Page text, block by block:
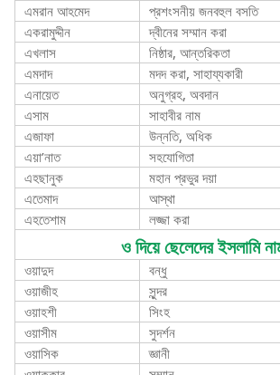
এমরান আহমেদ
প্রশংসনীয় জনবহুল বসতি
একরামুদ্দীন
দ্বীনের সম্মান করা
এখলাস
নিষ্ঠার, আন্তরিকতা
এমদাদ
মদদ করা, সাহায্যকারী
এনায়েত
অনুগ্রহ, অবদান
এসাম
সাহাবীর নাম
এজাফা
উন্নতি, অধিক
এয়া’নাত
সহযোগিতা
এহছানুক
মহান প্রভুর দয়া
এতেমাদ
আস্থা
এহতেশাম
লজ্জা করা
ও দিয়ে ছেলেদের ইসলামি
ওয়াদুদ
বন্ধু
ওয়াজীহ
সুন্দর
ওয়াহশী
সিংহ
ওয়াসীম
সুদর্শন
ওয়াসিক
জ্ঞানী